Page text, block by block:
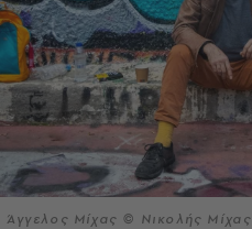
Άγγελος Μίχας © Νικολής Μίχας